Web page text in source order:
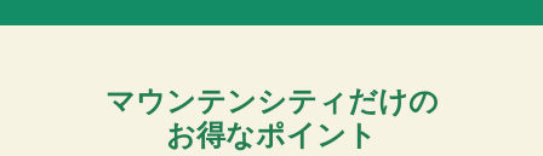
マウンテンシティだけの
お得なポイント